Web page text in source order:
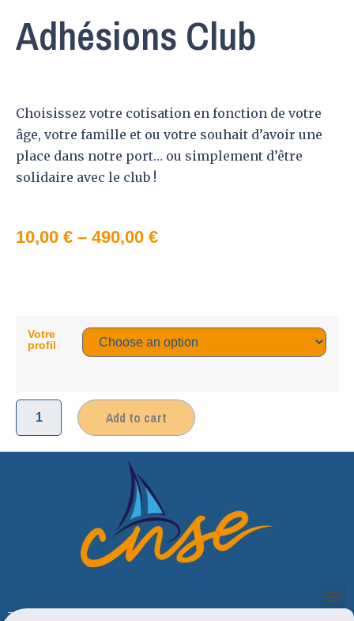
Adhésions Club
Choisissez votre cotisation en fonction de votre
âge, votre famille et ou votre souhait d’avoir une
place dans notre port… ou simplement d’être
solidaire avec le club !
10,00 € – 490,00 €
Votre
profil
Add to cart